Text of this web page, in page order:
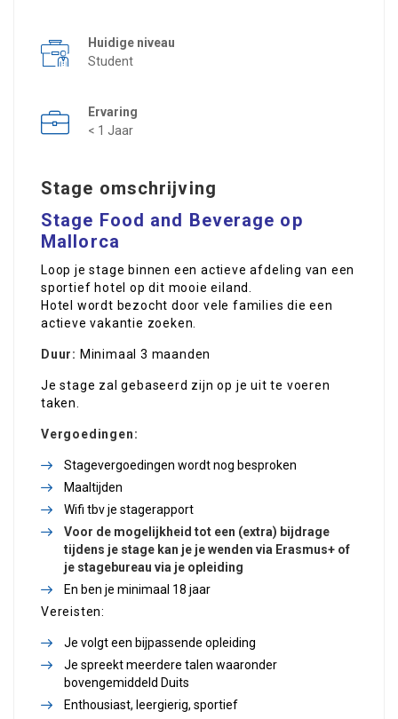
Huidige niveau
Student
Ervaring
< 1 Jaar
Stage omschrijving
Stage Food and Beverage op
Mallorca
Loop je stage binnen een actieve afdeling van een
sportief hotel op dit mooie eiland.
Hotel wordt bezocht door vele families die een
actieve vakantie zoeken.
Duur: Minimaal 3 maanden
Je stage zal gebaseerd zijn op je uit te voeren
taken.
Vergoedingen:
Stagevergoedingen wordt nog besproken
Maaltijden
Wifi tbv je stagerapport
Voor de mogelijkheid tot een (extra) bijdrage
tijdens je stage kan je je wenden via Erasmus+ of
je stagebureau via je opleiding
En ben je minimaal 18 jaar
Vereisten:
Je volgt een bijpassende opleiding
Je spreekt meerdere talen waaronder
bovengemiddeld Duits
Enthousiast, leergierig, sportief